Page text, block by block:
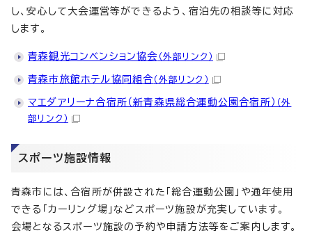
し、安心して大会運営等ができるよう、宿泊先の相談等に対応
します。
青森観光コンベンション協会 （外部リンク）
青森市旅館ホテル協同組合 （外部リンク）
マエダアリーナ合宿所（新青森県総合運動公園合宿所） （外
部リンク）
スポーツ施設情報
青森市には、合宿所が併設された「総合運動公園」や通年使用
できる「カーリング場」などスポーツ施設が充実しています。
会場となるスポーツ施設の予約や申請方法等をご案内します。